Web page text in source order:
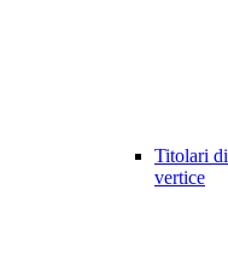
Titolari
vertice